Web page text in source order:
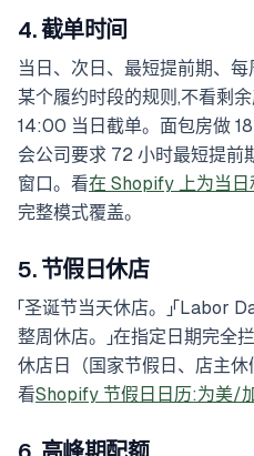
4. 截单时间
当日、次日、最短提前期、
某个履约时段的规则,不看剩
14:00 当日截单。面包房做
会公司要求 72 小时最短提前
窗口。看在 Shopify 上为当日
完整模式覆盖。
5. 节假日休店
「圣诞节当天休店。」「Labor
整周休店。」在指定日期完全
休店日（国家节假日、店主休
看Shopify 节假日日历:为美/